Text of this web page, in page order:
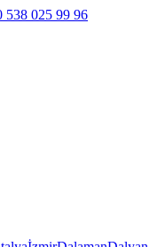
538 025 99 96